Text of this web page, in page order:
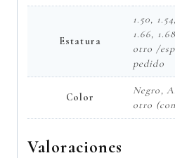
Estatura
1.50,
1.66,
otro /
pedido
Color
Negro,
otro
Valoraciones